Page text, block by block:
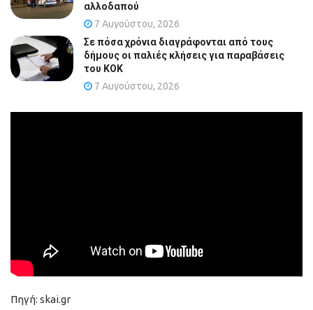
αλλοδαπού
7 Αυγούστου, 2026
Σε πόσα χρόνια διαγράφονται από τους
δήμους οι παλιές κλήσεις για παραβάσεις
του ΚΟΚ
7 Αυγούστου, 2026
Πηγή: skai.gr